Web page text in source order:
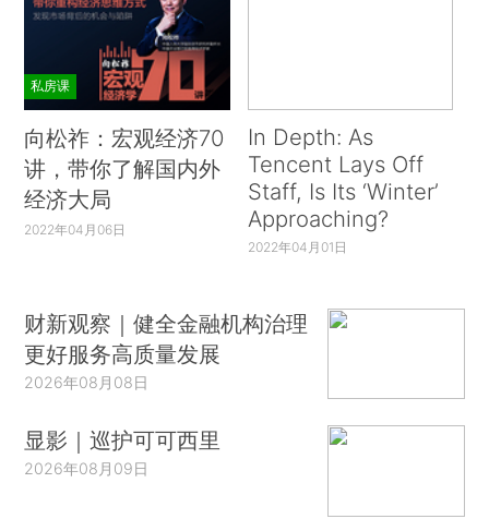
私房课
向松祚：宏观经济70
讲，带你了解国内外
经济大局
2022年04月06日
In Depth: As
Tencent Lays Off
Staff, Is Its ‘Winter’
Approaching?
2022年04月01日
财新观察｜健全金融机构治理
更好服务高质量发展
2026年08月08日
显影｜巡护可可西里
2026年08月09日